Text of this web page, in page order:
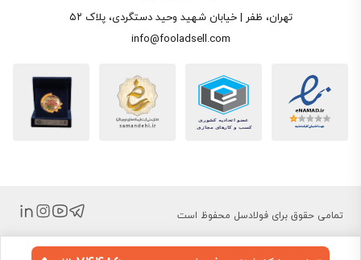
تهران، ظفر | خیابان شهید وحید دستگردی، پلاک ۵۲
info@fooladsell.com
تمامی حقوق برای فولادسل محفوظ است